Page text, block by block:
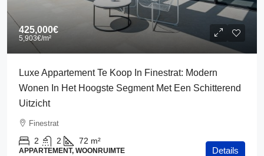
425,000€
5,903€/m²
Luxe Appartement Te Koop In Finestrat: Modern
Wonen In Het Hoogste Segment Met Een Schitterend
Uitzicht
Finestrat
2 2 72 m²
APPARTEMENT, WOONRUIMTE Details